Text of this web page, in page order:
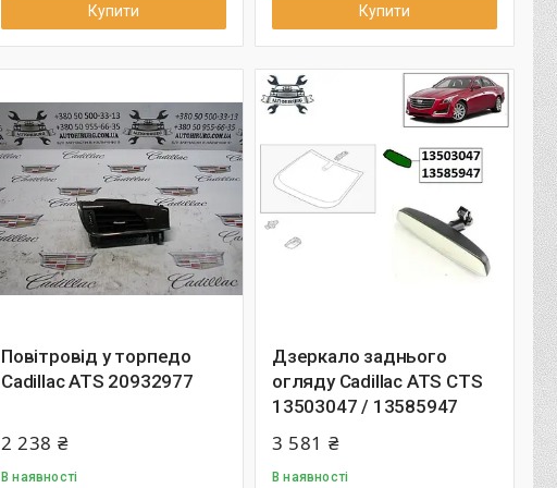
Купити Купити
Повітровід у торпедо
Cadillac ATS 20932977
2 238 ₴
В наявності
Дзеркало заднього
огляду Cadillac ATS CTS
13503047 / 13585947
3 581 ₴
В наявності